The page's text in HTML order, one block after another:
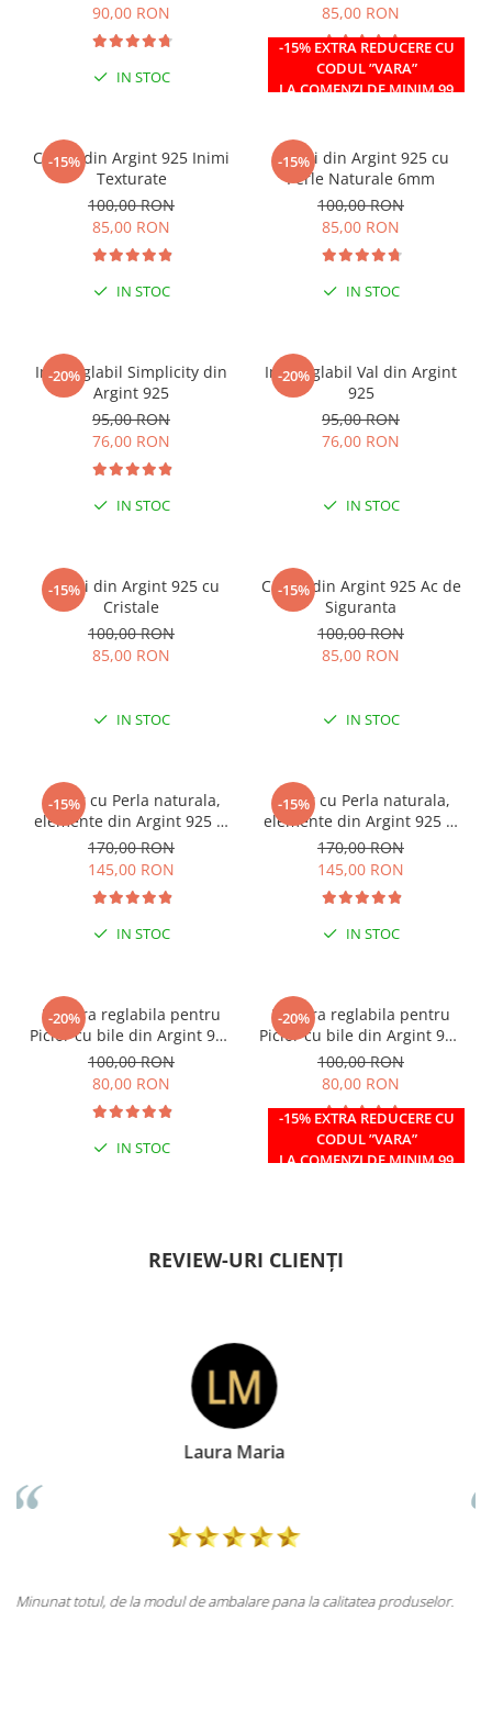
90,00 RON
IN STOC
-15% EXTRA REDUCERE CU
CODUL ”VARA”
LA COMENZI DE MINIM 99
85,00 RON
IN STOC
-15%
Cercei din Argint 925 Inimi
Texturate
100,00 RON
85,00 RON
IN STOC
-15%
Cercei din Argint 925 cu
Perle Naturale 6mm
100,00 RON
85,00 RON
IN STOC
-20%
Inel reglabil Simplicity din
Argint 925
95,00 RON
76,00 RON
IN STOC
-20%
Inel reglabil Val din Argint
925
95,00 RON
76,00 RON
IN STOC
-15%
Cercei din Argint 925 cu
Cristale
100,00 RON
85,00 RON
IN STOC
-15%
Cercei din Argint 925 Ac de
Siguranta
100,00 RON
85,00 RON
IN STOC
-15%
Colier cu Perla naturala,
elemente din Argint 925 si
margele Miyuki, multicolor
170,00 RON
145,00 RON
IN STOC
-15%
Colier cu Perla naturala,
elemente din Argint 925 si
margele Miyuki, verde/kiwi
170,00 RON
145,00 RON
IN STOC
-20%
Bratara reglabila pentru
Picior cu bile din Argint 925
si margele Miyuki rosii
100,00 RON
80,00 RON
IN STOC
-20%
-15% EXTRA REDUCERE CU
CODUL ”VARA”
LA COMENZI DE MINIM 99
Bratara reglabila pentru
Picior cu bile din Argint 925
si margele Miyuki verzi
100,00 RON
80,00 RON
IN STOC
REVIEW-URI CLIENȚI
produselor.
Totul la superlativ! Produsul, fix descrierea,